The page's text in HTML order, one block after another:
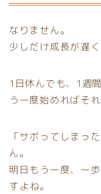
なりません。
少しだけ成長が遅く
1日休んでも、1週
う一度始めればそれ
「サボってしまっ
ん。
明日もう一度、一
すよね。